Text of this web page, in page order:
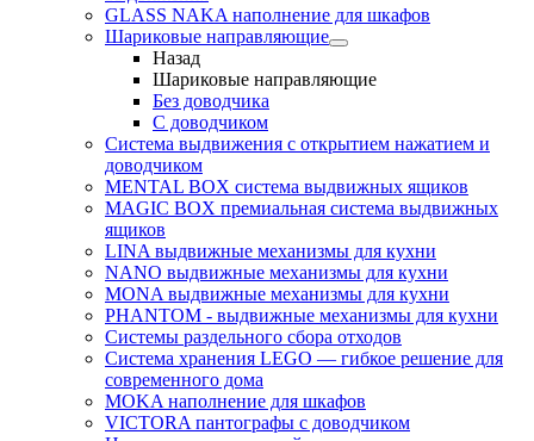
GLASS NAKA наполнение для шкафов
Шариковые направляющие
Назад
Шариковые направляющие
Без доводчика
С доводчиком
Система выдвижения с открытием нажатием и
доводчиком
MENTAL BOX система выдвижных ящиков
MAGIC BOX премиальная система выдвижных
ящиков
LINA выдвижные механизмы для кухни
NANO выдвижные механизмы для кухни
MONA выдвижные механизмы для кухни
PHANTOM - выдвижные механизмы для кухни
Системы раздельного сбора отходов
Система хранения LEGO — гибкое решение для
современного дома
MOKA наполнение для шкафов
VICTORA пантографы с доводчиком